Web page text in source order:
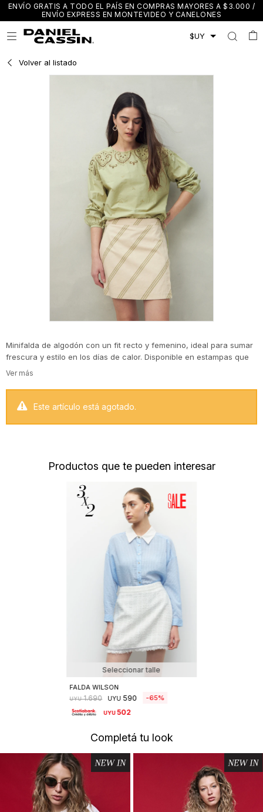
ENVÍO GRATIS A TODO EL PAÍS EN COMPRAS MAYORES A $3.000 /
ENVÍO EXPRESS EN MONTEVIDEO Y CANELONES

Volver al listado
Minifalda de algodón con un fit recto y femenino, ideal para sumar
frescura y estilo en los días de calor. Disponible en estampas que
van desde rayas diagonales con efecto visual estilizador hasta un
versátil, trendy y fácil de combinar tanto con blusas como con tops
básicos.Este artículo está agotado.
Productos que te pueden interesar
Seleccionar talle
FALDA WILSON
UYU 1.690 UYU 590 65
UYU 502
Completá tu look